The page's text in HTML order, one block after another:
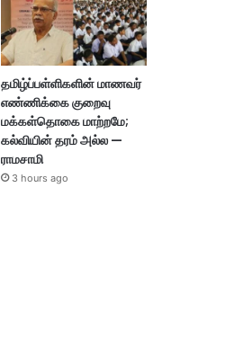
தமிழ்ப்பள்ளிகளின் மாணவர்
எண்ணிக்கை குறைவு
மக்கள்தொகை மாற்றமே;
கல்வியின் தரம் அல்ல —
ராமசாமி
3 hours ago